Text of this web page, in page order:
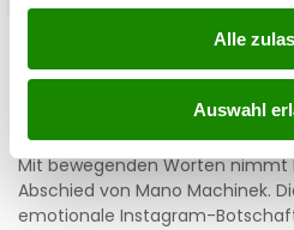
Alle
Auswahl
ATV-Star (37)
Frau Abschied
03.08.2026 UM 13:47,
Mit bewegenden Worten nimmt
Abschied von Mano Machinek.
emotionale Instagram-